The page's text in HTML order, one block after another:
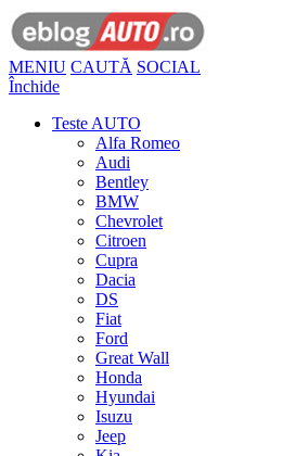
MENIU CAUTĂ SOCIAL
Închide
Teste AUTO
Alfa Romeo
Audi
Bentley
BMW
Chevrolet
Citroen
Cupra
Dacia
DS
Fiat
Ford
Great Wall
Honda
Hyundai
Isuzu
Jeep